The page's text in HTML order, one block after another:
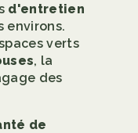
d'entretien
environs.
verts
, la
des
de